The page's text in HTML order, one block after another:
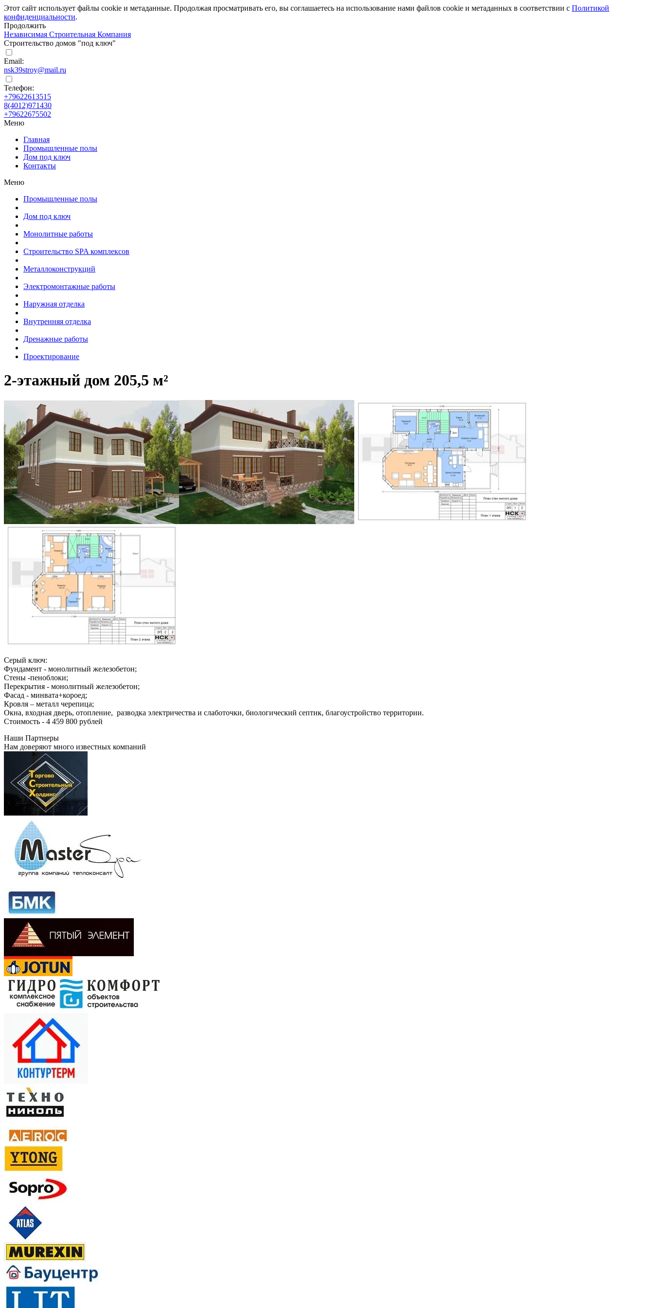
Этот сайт использует файлы cookie и метаданные. Продолжая просматривать его, вы соглашаетесь на использование нами файлов cookie и метаданных в соответствии с Политикой
конфиденциальности.
Продолжить
Независимая Строительная Компания
Строительство домов "под ключ"
Email:
nsk39stroy@mail.ru
Телефон:
+79622613515
8(4012)971430
+79622675502
Меню
Главная
Промышленные полы
Дом под ключ
Контакты
Меню
Промышленные полы
Дом под ключ
Монолитные работы
Строительство SPA комплексов
Металлоконструкций
Электромонтажные работы
Наружная отделка
Внутренняя отделка
Дренажные работы
Проектирование
2-этажный дом 205,5 м²
Серый ключ:
Фундамент - монолитный железобетон;
Стены -пеноблоки;
Перекрытия - монолитный железобетон;
Фасад - минвата+короед;
Кровля – металл черепица;
Окна, входная дверь, отопление, разводка электричества и слаботочки, биологический септик, благоустройство территории.
Стоимость - 4 459 800 рублей
Наши Партнеры
Нам доверяют много известных компаний